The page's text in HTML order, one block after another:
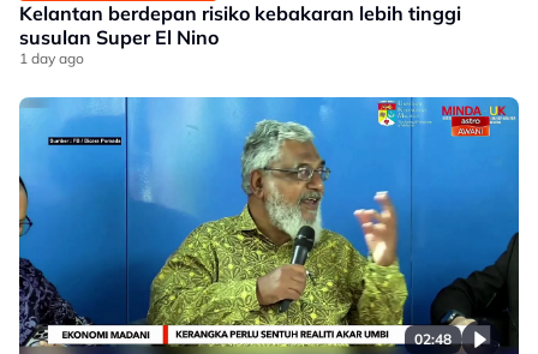
Kelantan berdepan risiko kebakaran lebih tinggi
susulan Super El Nino
1 day ago
02:48